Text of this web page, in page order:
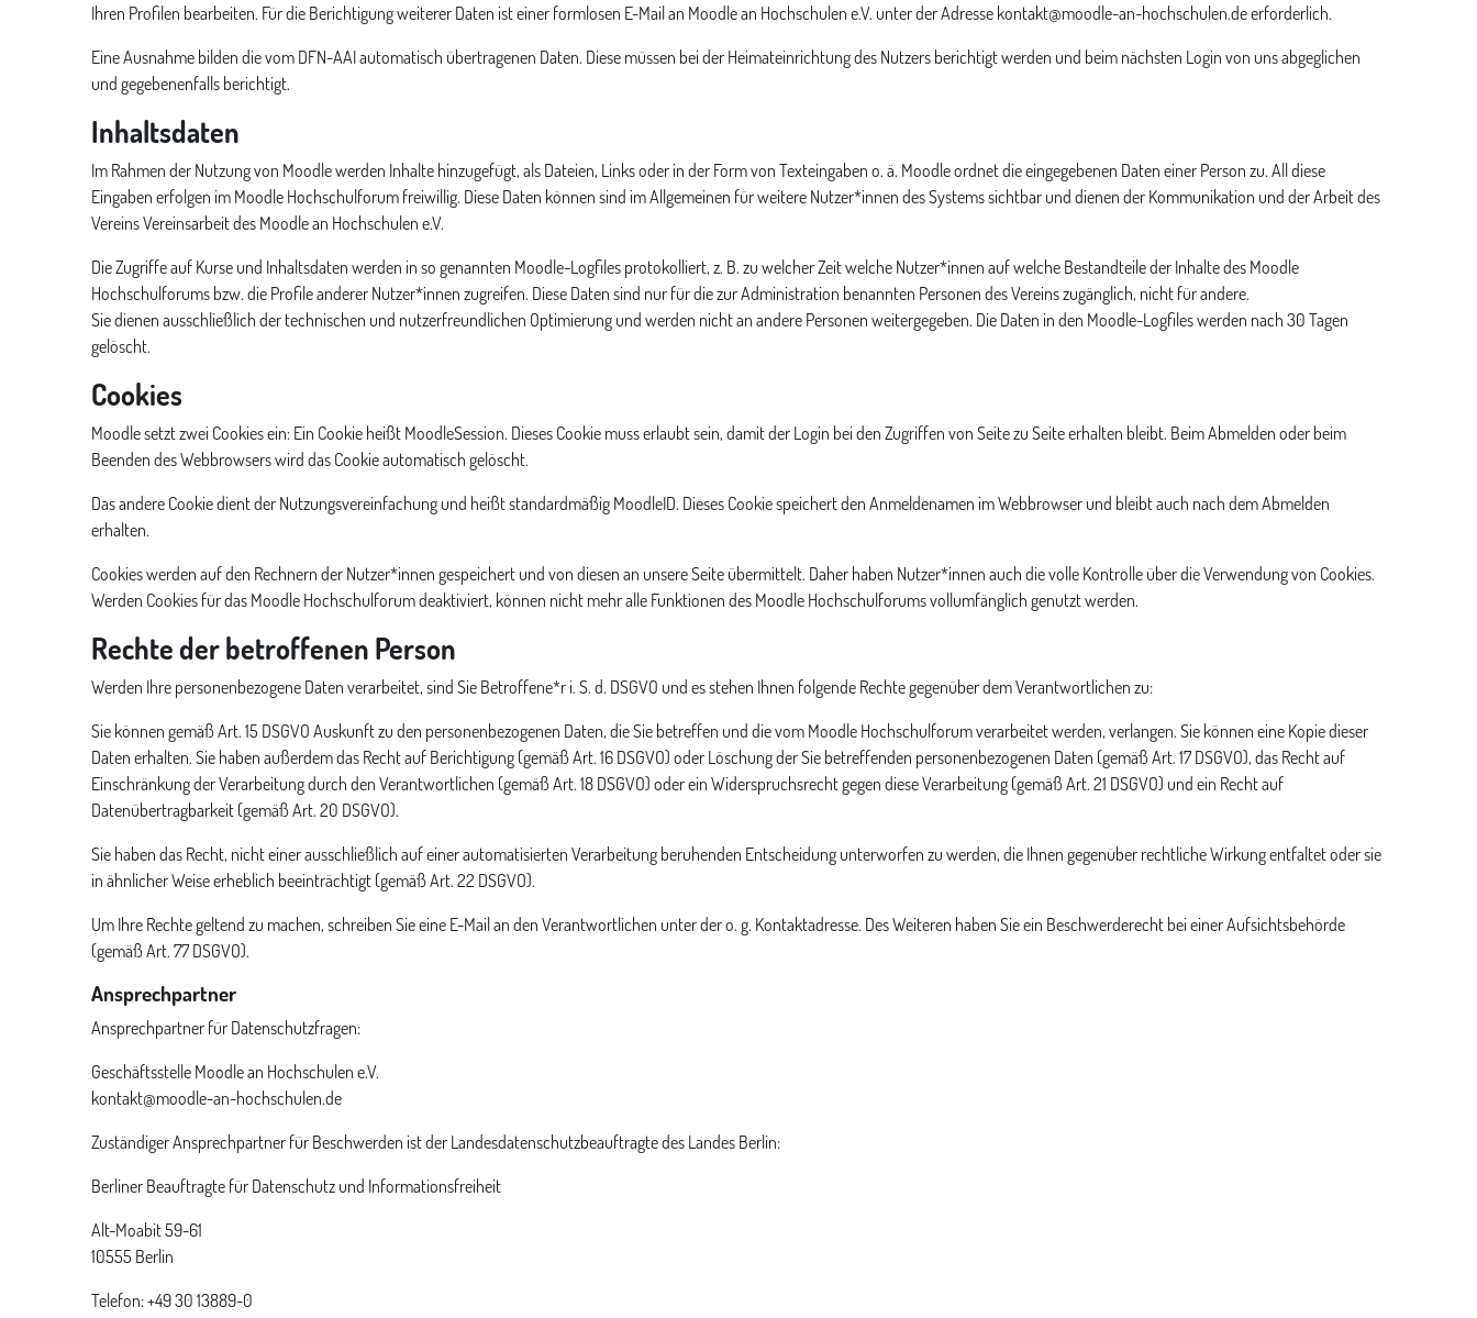
Ihren Profilen bearbeiten. Für die Berichtigung weiterer Daten ist einer formlosen E-Mail an Moodle an Hochschulen e.V. unter der Adresse kontakt@moodle-an-hochschulen.de erforderlich.
Eine Ausnahme bilden die vom DFN-AAI automatisch übertragenen Daten. Diese müssen bei der Heimateinrichtung des Nutzers berichtigt werden und beim nächsten Login von uns abgeglichen
und gegebenenfalls berichtigt.
Inhaltsdaten
Im Rahmen der Nutzung von Moodle werden Inhalte hinzugefügt, als Dateien, Links oder in der Form von Texteingaben o. ä. Moodle ordnet die eingegebenen Daten einer Person zu. All diese
Eingaben erfolgen im Moodle Hochschulforum freiwillig. Diese Daten können sind im Allgemeinen für weitere Nutzer*innen des Systems sichtbar und dienen der Kommunikation und der Arbeit des
Vereins Vereinsarbeit des Moodle an Hochschulen e.V.
Die Zugriffe auf Kurse und Inhaltsdaten werden in so genannten Moodle-Logfiles protokolliert, z. B. zu welcher Zeit welche Nutzer*innen auf welche Bestandteile der Inhalte des Moodle
Hochschulforums bzw. die Profile anderer Nutzer*innen zugreifen. Diese Daten sind nur für die zur Administration benannten Personen des Vereins zugänglich, nicht für andere.
Sie dienen ausschließlich der technischen und nutzerfreundlichen Optimierung und werden nicht an andere Personen weitergegeben. Die Daten in den Moodle-Logfiles werden nach 30 Tagen
gelöscht.
Cookies
Moodle setzt zwei Cookies ein: Ein Cookie heißt MoodleSession. Dieses Cookie muss erlaubt sein, damit der Login bei den Zugriffen von Seite zu Seite erhalten bleibt. Beim Abmelden oder beim
Beenden des Webbrowsers wird das Cookie automatisch gelöscht.
Das andere Cookie dient der Nutzungsvereinfachung und heißt standardmäßig MoodleID. Dieses Cookie speichert den Anmeldenamen im Webbrowser und bleibt auch nach dem Abmelden
erhalten.
Cookies werden auf den Rechnern der Nutzer*innen gespeichert und von diesen an unsere Seite übermittelt. Daher haben Nutzer*innen auch die volle Kontrolle über die Verwendung von Cookies.
Werden Cookies für das Moodle Hochschulforum deaktiviert, können nicht mehr alle Funktionen des Moodle Hochschulforums vollumfänglich genutzt werden.
Rechte der betroffenen Person
Werden Ihre personenbezogene Daten verarbeitet, sind Sie Betroffene*r i. S. d. DSGVO und es stehen Ihnen folgende Rechte gegenüber dem Verantwortlichen zu:
Sie können gemäß Art. 15 DSGVO Auskunft zu den personenbezogenen Daten, die Sie betreffen und die vom Moodle Hochschulforum verarbeitet werden, verlangen. Sie können eine Kopie dieser
Daten erhalten. Sie haben außerdem das Recht auf Berichtigung (gemäß Art. 16 DSGVO) oder Löschung der Sie betreffenden personenbezogenen Daten (gemäß Art. 17 DSGVO), das Recht auf
Einschränkung der Verarbeitung durch den Verantwortlichen (gemäß Art. 18 DSGVO) oder ein Widerspruchsrecht gegen diese Verarbeitung (gemäß Art. 21 DSGVO) und ein Recht auf
Datenübertragbarkeit (gemäß Art. 20 DSGVO).
Sie haben das Recht, nicht einer ausschließlich auf einer automatisierten Verarbeitung beruhenden Entscheidung unterworfen zu werden, die Ihnen gegenüber rechtliche Wirkung entfaltet oder sie
in ähnlicher Weise erheblich beeinträchtigt (gemäß Art. 22 DSGVO).
Um Ihre Rechte geltend zu machen, schreiben Sie eine E-Mail an den Verantwortlichen unter der o. g. Kontaktadresse. Des Weiteren haben Sie ein Beschwerderecht bei einer Aufsichtsbehörde
(gemäß Art. 77 DSGVO).
Ansprechpartner
Ansprechpartner für Datenschutzfragen:
Geschäftsstelle Moodle an Hochschulen e.V.
kontakt@moodle-an-hochschulen.de
Zuständiger Ansprechpartner für Beschwerden ist der Landesdatenschutzbeauftragte des Landes Berlin:
Berliner Beauftragte für Datenschutz und Informationsfreiheit
Alt-Moabit 59-61
10555 Berlin
Telefon: +49 30 13889-0